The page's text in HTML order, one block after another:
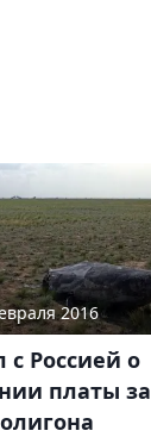
2016
с Россией о
платы за